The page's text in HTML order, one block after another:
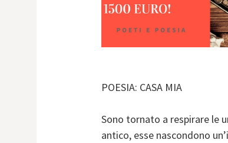
POESIA: CASA MIA
Sono tornato a respirare le
antico, esse nascondono